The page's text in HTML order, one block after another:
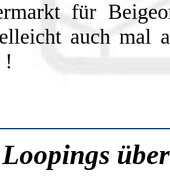
für
auch mal
!
Loopings